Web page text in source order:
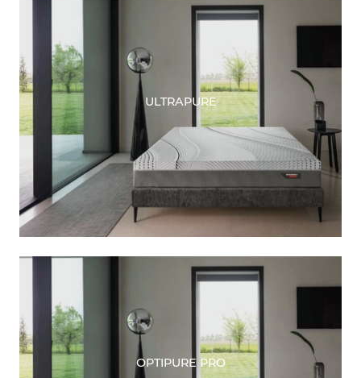
ULTRAPURE
OPTIPURE PRO